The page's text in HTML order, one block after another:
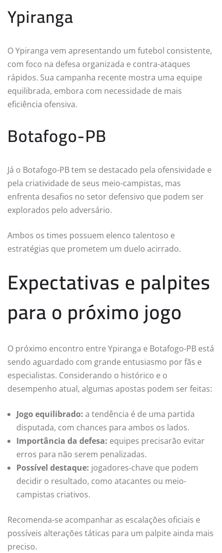
Ypiranga
O Ypiranga vem apresentando um futebol consistente,
com foco na defesa organizada e contra-ataques
rápidos. Sua campanha recente mostra uma equipe
equilibrada, embora com necessidade de mais
eficiência ofensiva.
Botafogo-PB
Já o Botafogo-PB tem se destacado pela ofensividade e
pela criatividade de seus meio-campistas, mas
enfrenta desafios no setor defensivo que podem ser
explorados pelo adversário.
Ambos os times possuem elenco talentoso e
estratégias que prometem um duelo acirrado.
Expectativas e palpites
para o próximo jogo
O próximo encontro entre Ypiranga e Botafogo-PB está
sendo aguardado com grande entusiasmo por fãs e
especialistas. Considerando o histórico e o
desempenho atual, algumas apostas podem ser feitas:
Jogo equilibrado: a tendência é de uma partida
disputada, com chances para ambos os lados.
Importância da defesa: equipes precisarão evitar
erros para não serem penalizadas.
Possível destaque: jogadores-chave que podem
decidir o resultado, como atacantes ou meio-
campistas criativos.
Recomenda-se acompanhar as escalações oficiais e
possíveis alterações táticas para um palpite ainda mais
preciso.